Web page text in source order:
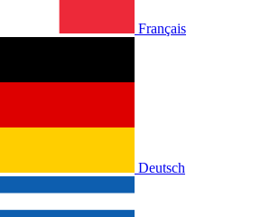
Français
Deutsch